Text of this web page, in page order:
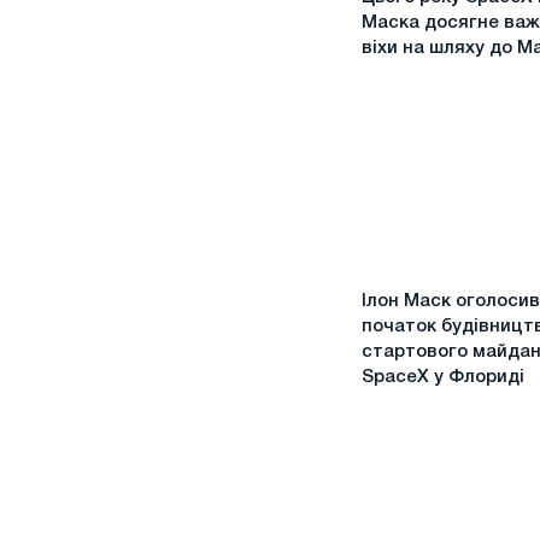
року
SpaceX
Марсу
Маска досягне
віхи на шляху до
Ілон
про
початок
Ілон Маск
початок
стартового
SpaceX у Флориді